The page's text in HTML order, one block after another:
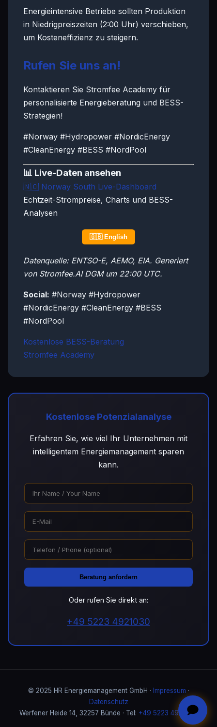
Energieintensive Betriebe sollten Produktion
in Niedrigpreiszeiten (2:00 Uhr) verschieben,
um Kosteneffizienz zu steigern.
Rufen Sie uns an!
Kontaktieren Sie Stromfee Academy für
personalisierte Energieberatung und BESS-
Strategien!
#Norway #Hydropower #NordicEnergy
#CleanEnergy #BESS #NordPool
📊 Live-Daten ansehen
🇳🇴 Norway South Live-Dashboard
Echtzeit-Strompreise, Charts und BESS-
Analysen
🇬🇧 English
Datenquelle: ENTSO-E, AEMO, EIA. Generiert
von Stromfee.AI DGM um 22:00 UTC.
Social: #Norway #Hydropower
#NordicEnergy #CleanEnergy #BESS
#NordPool
Kostenlose BESS-Beratung
Stromfee Academy
Kostenlose Potenzialanalyse
Erfahren Sie, wie viel Ihr Unternehmen mit
intelligentem Energiemanagement sparen
kann.
Beratung anfordern
Oder rufen Sie direkt an:
+49 5223 4921030
© 2025 HR Energiemanagement GmbH · Impressum ·
Datenschutz
Werfener Heide 14, 32257 Bünde · Tel: +49 5223 4921030